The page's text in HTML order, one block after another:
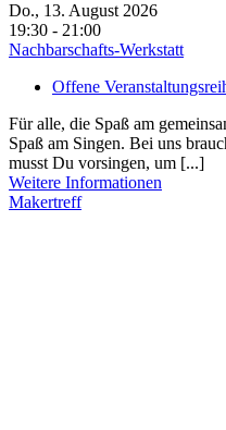
Do., 13. August 2026
19:30 - 21:00
Nachbarschafts-Werkstatt
Offene
Für alle, die Spaß am
Spaß am Singen. Bei uns
musst Du vorsingen, um [...]
Weitere Informationen
Makertreff